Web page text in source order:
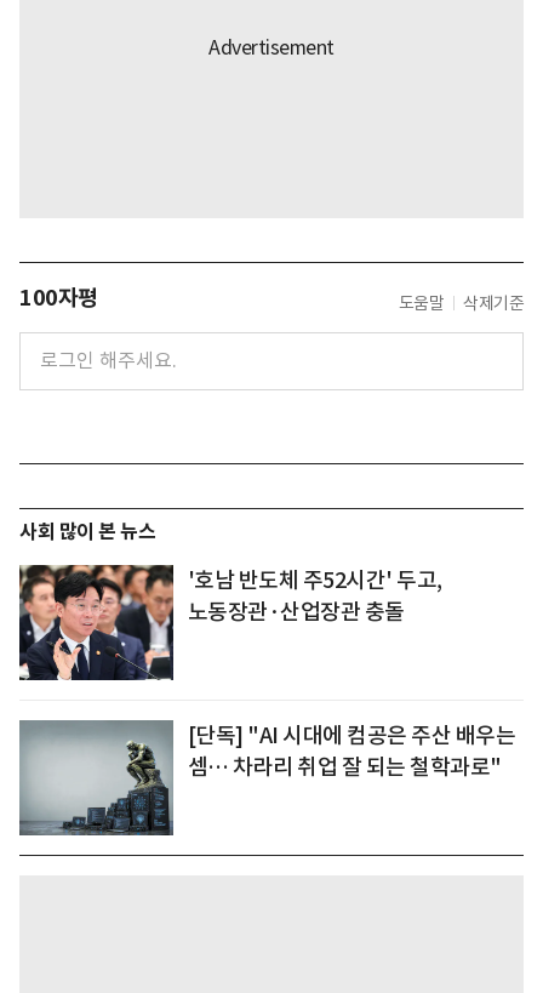
100자평 도움말 삭제기준
사회 많이 본 뉴스
'호남 반도체 주52시간' 두고,
노동장관·산업장관 충돌
[단독] "AI 시대에 컴공은 주산 배우는
셈… 차라리 취업 잘 되는 철학과로"